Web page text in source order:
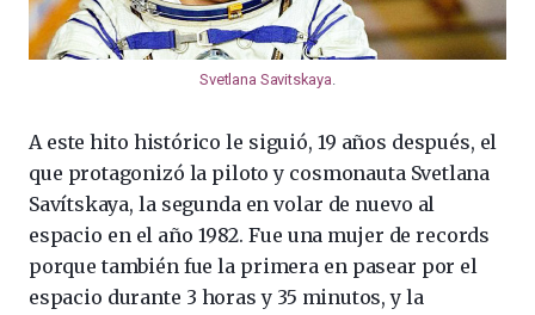
Svetlana Savitskaya.
A este hito histórico le siguió, 19 años después, el
que protagonizó la piloto y cosmonauta Svetlana
Savítskaya, la segunda en volar de nuevo al
espacio en el año 1982. Fue una mujer de records
porque también fue la primera en pasear por el
espacio durante 3 horas y 35 minutos, y la